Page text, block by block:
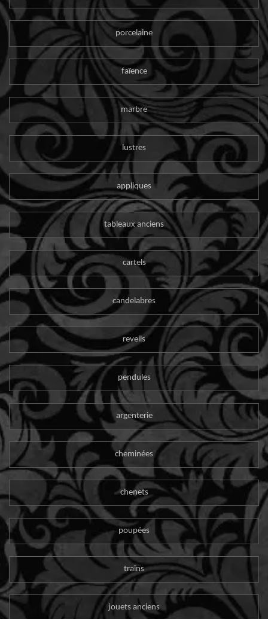
porcelaine
faïence
marbre
lustres
appliques
tableaux anciens
cartels
candelabres
reveils
pendules
argenterie
cheminées
chenets
poupées
trains
jouets anciens